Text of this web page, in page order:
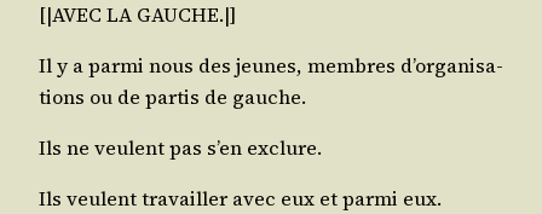
[|AVEC LA GAUCHE.|]
Il y a par­mi nous des jeunes, membres d’or­ga­ni­sa­
tions ou de par­tis de gauche.
Ils ne veulent pas s’en exclure.
Ils veulent tra­vailler avec eux et par­mi eux.